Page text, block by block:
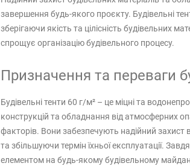
завершення будь-якого проєкту. Будівельні
зберігаючи якість та цілісність будівельних
спрощує організацію будівельного процесу.
Призначення та переваги
Будівельні тенти 60 г/м² – це міцні та
конструкцій та обладнання від атмосферних
факторів. Вони забезпечують надійний захист
та збільшуючи термін їхньої експлуатації.
елементом на будь-якому будівельному